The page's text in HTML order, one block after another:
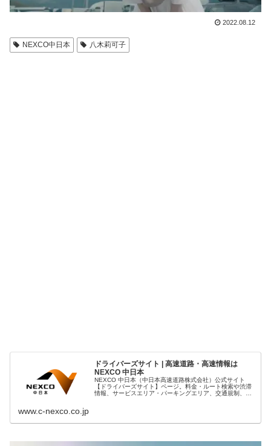
2022.08.12
NEXCO中日本 八木莉可子
ドライバーズサイト | 高速道路・高速情報は
NEXCO 中日本
NEXCO 中日本（中日本高速道路株式会社）公式サイト
【ドライバーズサイト】ページ。料金・ルート検索や渋滞
情報、サービスエリア・パーキングエリア、交通規制、
www.c-nexco.co.jp